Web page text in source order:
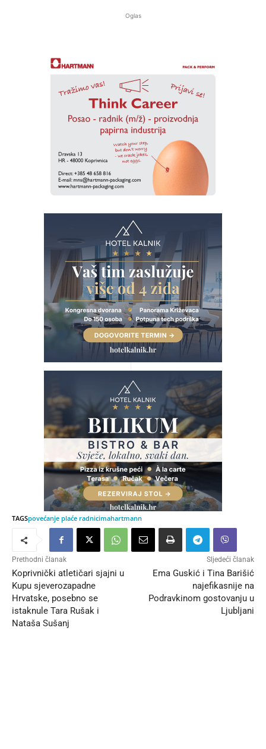
Oglas
TAGSpovećanje plaće radnicimahartmann
Prethodni članak
Koprivnički atletičari sjajni u
Kupu sjeverozapadne
Hrvatske, posebno se
istaknule Tara Rušak i
Nataša Sušanj
Sljedeći članak
Ema Guskić i Tina Barišić
najefikasnije na
Podravkinom gostovanju u
Ljubljani